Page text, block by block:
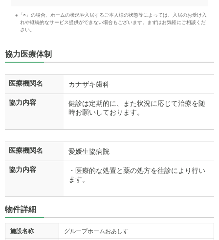
※「○」の場合、ホームの状況や入居するご本人様の状態等によっては、入居のお受け入
れや継続的なサービス提供ができない場合もございます。まずはお気軽にご相談くだ
さい。
協力医療体制
医療機関名 カナザキ歯科
協力内容
健診は定期的に、また状況に応じて治療を随
時お願いしております。
医療機関名 愛媛生協病院
協力内容
・医療的な処置と薬の処方を往診により行い
ます。
物件詳細
施設名称 グループホームおあしす